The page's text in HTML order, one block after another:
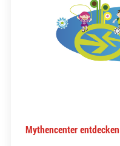
Mythencenter entdecken